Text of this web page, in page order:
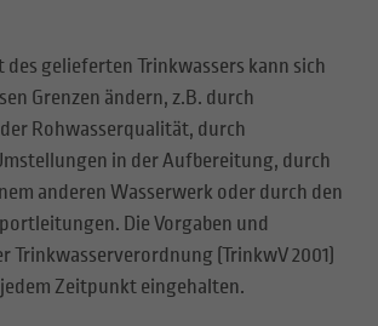
des gelieferten Trinkwassers kann sich
Grenzen ändern, z.B. durch
Rohwasserqualität, durch
in der Aufbereitung, durch
anderen Wasserwerk oder durch den
Die Vorgaben und
(TrinkwV 2001)
Zeitpunkt eingehalten.